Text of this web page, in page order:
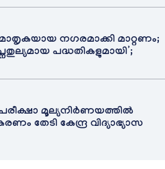
മാതൃകയായ നഗരമാക്കി മാറ്റണം;
പദ്ധതികളുമായി’;
പരീക്ഷാ മൂല്യനിർണയത്തിൽ
തേടി കേന്ദ്ര വിദ്യാഭ്യാസ